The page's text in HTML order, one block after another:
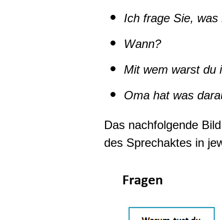
Ich frage Sie, was
Wann?
Mit wem warst du
Oma hat was
Das nachfolgende
des Sprechaktes in